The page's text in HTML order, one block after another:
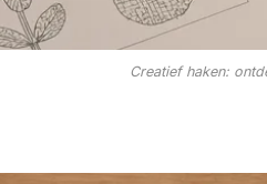
Creatief haken: